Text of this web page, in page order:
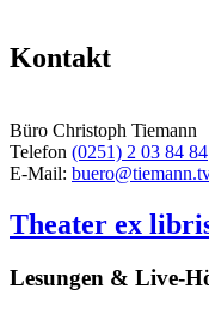
Kontakt
Büro Christoph Tiemann
Telefon (0251) 2 03 84 84
E-Mail:
Theater ex
Lesungen & Live-